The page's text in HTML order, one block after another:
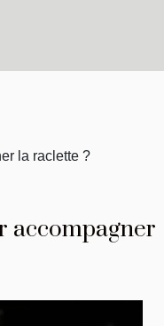
la raclette ?
accompagner